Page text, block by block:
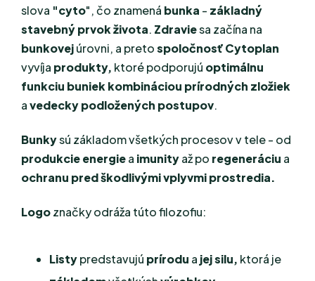
slova "cyto", čo znamená bunka - základný
stavebný prvok života. Zdraviesa začína na
bunkovejúrovni, a pretospoločnosť Cytoplan
vyvíja produkty, ktoré podporujú optimálnu
funkciu buniekkombináciou prírodných zložiek
avedecky podložených postupov.
Bunkysú základom všetkých procesov v tele - od
produkcie energiea imunityaž po regeneráciu a
ochranu pred škodlivými vplyvmi prostredia.
Logoznačky odráža túto filozofiu:
Listypredstavujú prírodu a jej silu, ktorá je